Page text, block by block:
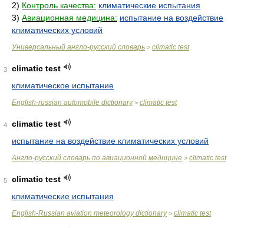
2) Контроль качества: климатические испытания
3) Авиационная медицина: испытание на воздействие
климатических условий
Универсальный англо-русский словарь > climatic test
3
climatic test
климатическое испытание
English-russian automobile dictionary> climatic test
4
climatic test
испытание на воздействие климатических условий
Англо-русский словарь по авиационной медицине > climatic test
5
climatic test
климатические испытания
English-Russian aviation meteorology dictionary> climatic test